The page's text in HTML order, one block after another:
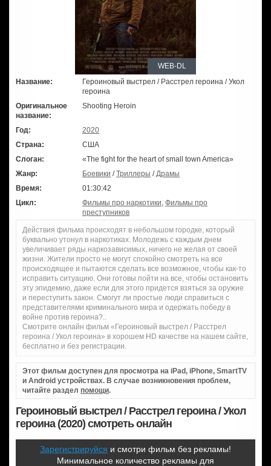
WEB-DL
Название:
Героиновый выстрел / Расстрел героина / Укол
героина
Оригинальное
название:
Shooting Heroin
Год:
2020
Страна:
США
Слоган:
«The fight for the heart of small town America»
Жанр:
Боевики /Триллеры /Драмы
Время:
01:30:42
Цикл:
Фильмы про наркотики, Фильмы про
преступников
Действия фильма происходят в небольшом городке, который
буквально утонул в наркотиках. Молодежь с каждым днем
увеличивает ряды наркозависимых, ничего не желая от своей
жизни. Жители просто не могут спокойно смотреть на все
происходящее и пытаются сделать все возможное, чтобы как-то
исправить ситуацию. Они готовы пойти на все, чтобы остановить
эту эпидемию, даже если для этого придется взяться за оружие
и переступить закон. Смогут ли простые люди справиться с
представителями криминального мира и одержать победу в
войне против героина?..
Смотрите онлайн фильм «Героиновый выстрел / Расстрел
героина / Укол героина» в хорошем HD качестве на нашем сайте,
бесплатно и без регистрации.
Этот фильм доступен для просмотра на iPad, iPhone, SmartTV
и Android устройствах. В случае возникновения проблем,
читайте раздел помощи.
Героиновый выстрел / Расстрел героина / Укол
героина (2020) смотреть онлайн
Зарегистрируйся и смотри фильм без рекламы!
Минимальное количество рекламы для